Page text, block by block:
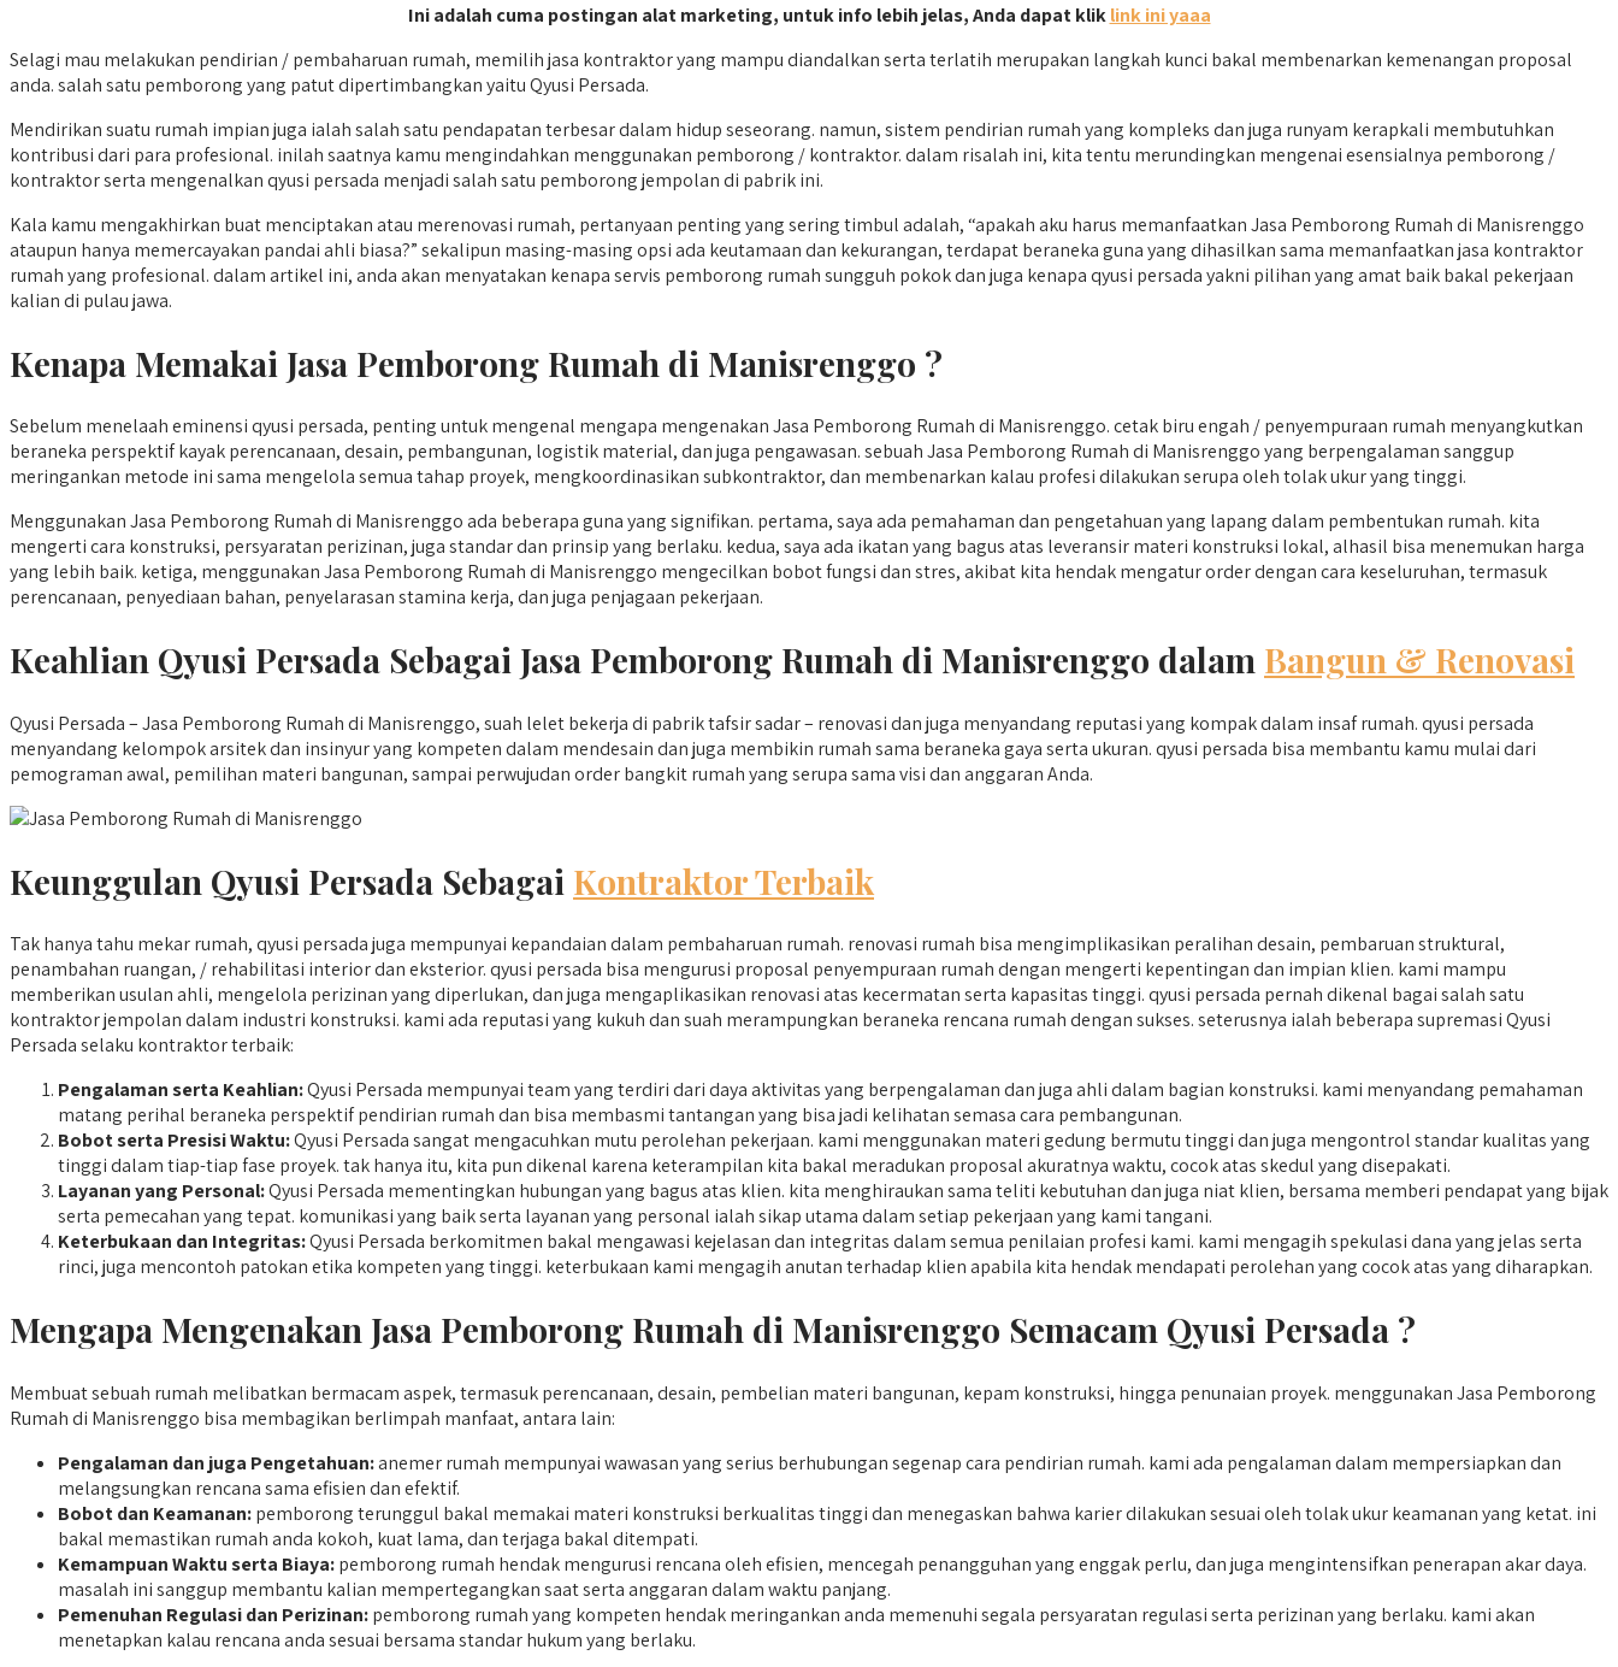
Ini adalah cuma postingan alat marketing, untuk info lebih jelas, Anda dapat kliklink ini yaaa
Selagi mau melakukan pendirian / pembaharuan rumah, memilih jasa kontraktor yang mampu diandalkan serta terlatih merupakan langkah kunci bakal membenarkan kemenangan proposal
anda. salah satu pemborong yang patut dipertimbangkan yaitu Qyusi Persada.
Mendirikan suatu rumah impian juga ialah salah satu pendapatan terbesar dalam hidup seseorang. namun, sistem pendirian rumah yang kompleks dan juga runyam kerapkali membutuhkan
kontribusi dari para profesional. inilah saatnya kamu mengindahkan menggunakan pemborong / kontraktor. dalam risalah ini, kita tentu merundingkan mengenai esensialnya pemborong /
kontraktor serta mengenalkan qyusi persada menjadi salah satu pemborong jempolan di pabrik ini.
Kala kamu mengakhirkan buat menciptakan atau merenovasi rumah, pertanyaan penting yang sering timbul adalah, “apakah aku harus memanfaatkan Jasa Pemborong Rumah di Manisrenggo
ataupun hanya memercayakan pandai ahli biasa?” sekalipun masing-masing opsi ada keutamaan dan kekurangan, terdapat beraneka guna yang dihasilkan sama memanfaatkan jasa kontraktor
rumah yang profesional. dalam artikel ini, anda akan menyatakan kenapa servis pemborong rumah sungguh pokok dan juga kenapa qyusi persada yakni pilihan yang amat baik bakal pekerjaan
kalian di pulau jawa.
Kenapa Memakai Jasa Pemborong Rumah di Manisrenggo ?
Sebelum menelaah eminensi qyusi persada, penting untuk mengenal mengapa mengenakan Jasa Pemborong Rumah di Manisrenggo. cetak biru engah / penyempuraan rumah menyangkutkan
beraneka perspektif kayak perencanaan, desain, pembangunan, logistik material, dan juga pengawasan. sebuah Jasa Pemborong Rumah di Manisrenggo yang berpengalaman sanggup
meringankan metode ini sama mengelola semua tahap proyek, mengkoordinasikan subkontraktor, dan membenarkan kalau profesi dilakukan serupa oleh tolak ukur yang tinggi.
Menggunakan Jasa Pemborong Rumah di Manisrenggo ada beberapa guna yang signifikan. pertama, saya ada pemahaman dan pengetahuan yang lapang dalam pembentukan rumah. kita
mengerti cara konstruksi, persyaratan perizinan, juga standar dan prinsip yang berlaku. kedua, saya ada ikatan yang bagus atas leveransir materi konstruksi lokal, alhasil bisa menemukan harga
yang lebih baik. ketiga, menggunakan Jasa Pemborong Rumah di Manisrenggo mengecilkan bobot fungsi dan stres, akibat kita hendak mengatur order dengan cara keseluruhan, termasuk
perencanaan, penyediaan bahan, penyelarasan stamina kerja, dan juga penjagaan pekerjaan.
Keahlian Qyusi Persada Sebagai Jasa Pemborong Rumah di Manisrenggo dalam Bangun & Renovasi
Qyusi Persada – Jasa Pemborong Rumah di Manisrenggo, suah lelet bekerja di pabrik tafsir sadar – renovasi dan juga menyandang reputasi yang kompak dalam insaf rumah. qyusi persada
menyandang kelompok arsitek dan insinyur yang kompeten dalam mendesain dan juga membikin rumah sama beraneka gaya serta ukuran. qyusi persada bisa membantu kamu mulai dari
pemograman awal, pemilihan materi bangunan, sampai perwujudan order bangkit rumah yang serupa sama visi dan anggaran Anda.
Keunggulan Qyusi Persada Sebagai Kontraktor Terbaik
Tak hanya tahu mekar rumah, qyusi persada juga mempunyai kepandaian dalam pembaharuan rumah. renovasi rumah bisa mengimplikasikan peralihan desain, pembaruan struktural,
penambahan ruangan, / rehabilitasi interior dan eksterior. qyusi persada bisa mengurusi proposal penyempuraan rumah dengan mengerti kepentingan dan impian klien. kami mampu
memberikan usulan ahli, mengelola perizinan yang diperlukan, dan juga mengaplikasikan renovasi atas kecermatan serta kapasitas tinggi. qyusi persada pernah dikenal bagai salah satu
kontraktor jempolan dalam industri konstruksi. kami ada reputasi yang kukuh dan suah merampungkan beraneka rencana rumah dengan sukses. seterusnya ialah beberapa supremasi Qyusi
Persada selaku kontraktor terbaik:
Pengalaman serta Keahlian:Qyusi Persada mempunyai team yang terdiri dari daya aktivitas yang berpengalaman dan juga ahli dalam bagian konstruksi. kami menyandang pemahaman
matang perihal beraneka perspektif pendirian rumah dan bisa membasmi tantangan yang bisa jadi kelihatan semasa cara pembangunan.
Bobot serta Presisi Waktu:Qyusi Persada sangat mengacuhkan mutu perolehan pekerjaan. kami menggunakan materi gedung bermutu tinggi dan juga mengontrol standar kualitas yang
tinggi dalam tiap-tiap fase proyek. tak hanya itu, kita pun dikenal karena keterampilan kita bakal meradukan proposal akuratnya waktu, cocok atas skedul yang disepakati.
Layanan yang Personal:Qyusi Persada mementingkan hubungan yang bagus atas klien. kita menghiraukan sama teliti kebutuhan dan juga niat klien, bersama memberi pendapat yang bijak
serta pemecahan yang tepat. komunikasi yang baik serta layanan yang personal ialah sikap utama dalam setiap pekerjaan yang kami tangani.
Keterbukaan dan Integritas:Qyusi Persada berkomitmen bakal mengawasi kejelasan dan integritas dalam semua penilaian profesi kami. kami mengagih spekulasi dana yang jelas serta
rinci, juga mencontoh patokan etika kompeten yang tinggi. keterbukaan kami mengagih anutan terhadap klien apabila kita hendak mendapati perolehan yang cocok atas yang diharapkan.
Mengapa Mengenakan Jasa Pemborong Rumah di Manisrenggo Semacam Qyusi Persada ?
Membuat sebuah rumah melibatkan bermacam aspek, termasuk perencanaan, desain, pembelian materi bangunan, kepam konstruksi, hingga penunaian proyek. menggunakan Jasa Pemborong
Rumah di Manisrenggo bisa membagikan berlimpah manfaat, antara lain:
Pengalaman dan juga Pengetahuan:anemer rumah mempunyai wawasan yang serius berhubungan segenap cara pendirian rumah. kami ada pengalaman dalam mempersiapkan dan
melangsungkan rencana sama efisien dan efektif.
Bobot dan Keamanan:pemborong terunggul bakal memakai materi konstruksi berkualitas tinggi dan menegaskan bahwa karier dilakukan sesuai oleh tolak ukur keamanan yang ketat. ini
bakal memastikan rumah anda kokoh, kuat lama, dan terjaga bakal ditempati.
Kemampuan Waktu serta Biaya:pemborong rumah hendak mengurusi rencana oleh efisien, mencegah penangguhan yang enggak perlu, dan juga mengintensifkan penerapan akar daya.
masalah ini sanggup membantu kalian mempertegangkan saat serta anggaran dalam waktu panjang.
Pemenuhan Regulasi dan Perizinan:pemborong rumah yang kompeten hendak meringankan anda memenuhi segala persyaratan regulasi serta perizinan yang berlaku. kami akan
menetapkan kalau rencana anda sesuai bersama standar hukum yang berlaku.